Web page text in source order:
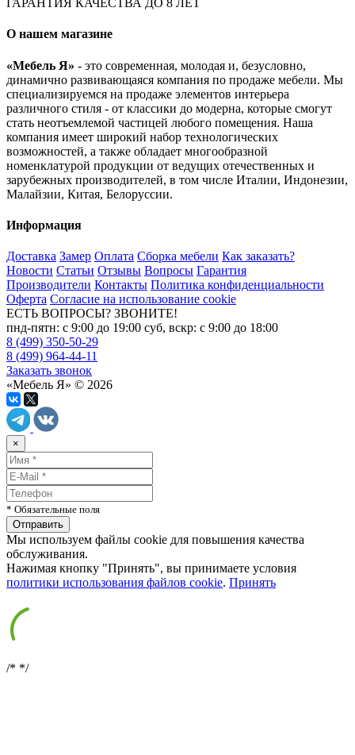
ГАРАНТИЯ КАЧЕСТВА ДО 8 ЛЕТ
О нашем магазине
«Мебель Я» - это современная, молодая и, безусловно,
динамично развивающаяся компания по продаже мебели. Мы
специализируемся на продаже элементов интерьера
различного стиля - от классики до модерна, которые смогут
стать неотъемлемой частицей любого помещения. Наша
компания имеет широкий набор технологических
возможностей, а также обладает многообразной
номенклатурой продукции от ведущих отечественных и
зарубежных производителей, в том числе Италии, Индонезии,
Малайзии, Китая, Белоруссии.
Информация
Доставка Замер Оплата Сборка мебели Как заказать?
Новости Статьи Отзывы Вопросы Гарантия
Производители Контакты Политика конфиденциальности
Оферта Согласие на использование cookie
ЕСТЬ ВОПРОСЫ? ЗВОНИТЕ!
пнд-пятн: с 9:00 до 19:00 суб, вскр: с 9:00 до 18:00
8 (499) 350-50-29
8 (499) 964-44-11
Заказать звонок
«Мебель Я» © 2026
×
* Обязательные поля
Мы используем файлы cookie для повышения качества
обслуживания.
Нажимая кнопку "Принять", вы принимаете условия
политики использования файлов cookie. Принять
/* */